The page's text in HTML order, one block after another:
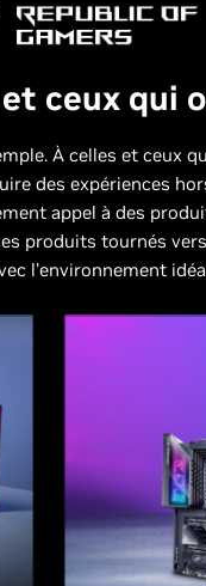
ceux qui
À celles et ceux
des expériences
appel à des
produits tournés
l'environnement